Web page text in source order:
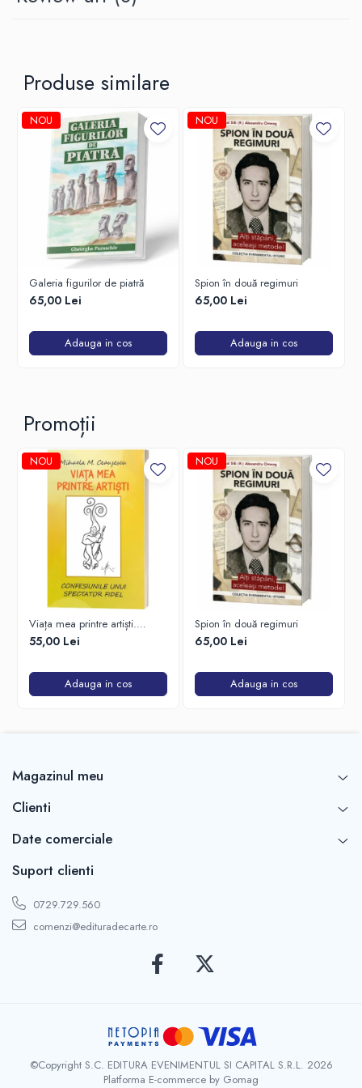
arbitru. Dar nu sunt considerati rai, monstri sau mizerabili. Desigur,
Produse similare
NOU
Galeria figurilor de piatră
65,00 Lei
Adauga in cos
NOU
Spion în două regimuri
65,00 Lei
Adauga in cos
Promoții
NOU
Viața mea printre artiști.
Confesiunile unui spectator
fidel
55,00 Lei
Adauga in cos
NOU
Spion în două regimuri
65,00 Lei
Adauga in cos
Magazinul meu
Clienti
Date comerciale
Suport clienti
0729.729.560
comenzi@edituradecarte.ro
©Copyright S.C. EDITURA EVENIMENTUL SI CAPITAL S.R.L. 2026
Platforma E-commerce by Gomag